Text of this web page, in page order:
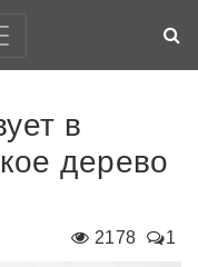
в
дерево
2178 1